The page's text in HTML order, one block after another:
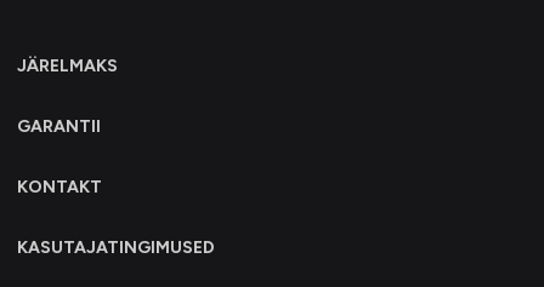
JÄRELMAKS
GARANTII
KONTAKT
KASUTAJATINGIMUSED